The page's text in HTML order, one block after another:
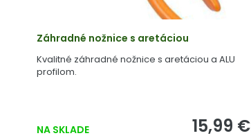
Záhradné nožnice s aretáciou
Kvalitné záhradné nožnice s aretáciou a ALU
profilom.
NA SKLADE 15,99 €